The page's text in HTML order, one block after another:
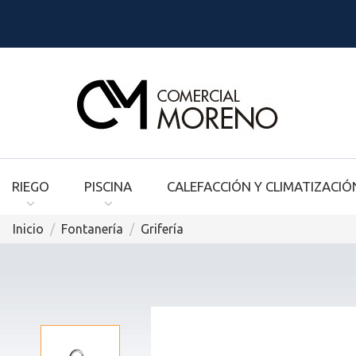
RIEGO PISCINA CALEFACCIÓN Y
Inicio Fontanería Grifería